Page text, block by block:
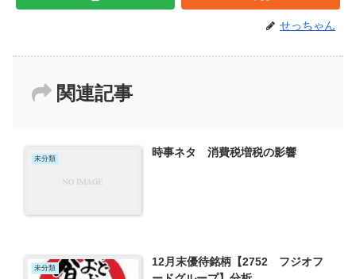
せっちゃん
関連記事
未分類 時事ネタ 消費税増税の影響
未分類
12月末優待銘柄【2752 フジオフ